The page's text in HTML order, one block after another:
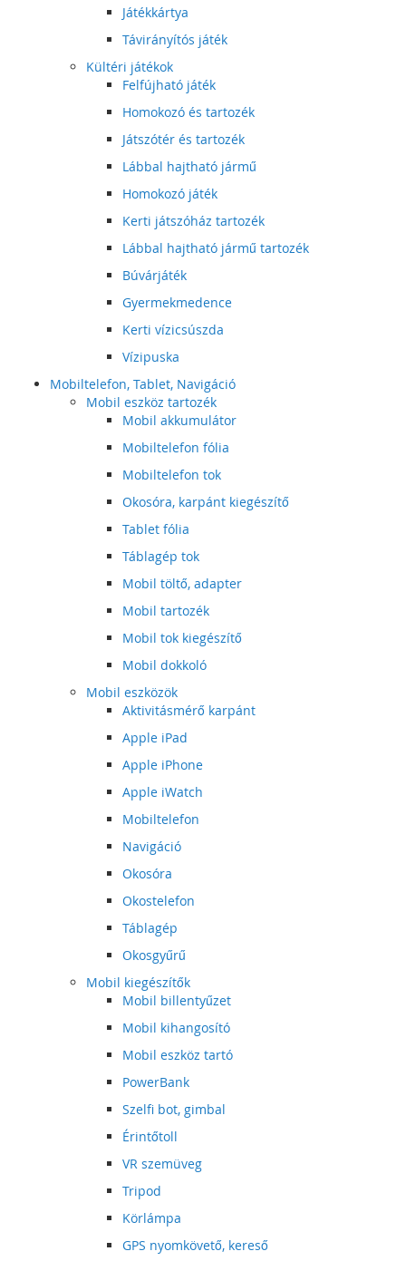
Játékkártya
Távirányítós játék
Kültéri játékok
Felfújható játék
Homokozó és tartozék
Játszótér és tartozék
Lábbal hajtható jármű
Homokozó játék
Kerti játszóház tartozék
Lábbal hajtható jármű tartozék
Búvárjáték
Gyermekmedence
Kerti vízicsúszda
Vízipuska
Mobiltelefon, Tablet, Navigáció
Mobil eszköz tartozék
Mobil akkumulátor
Mobiltelefon fólia
Mobiltelefon tok
Okosóra, karpánt kiegészítő
Tablet fólia
Táblagép tok
Mobil töltő, adapter
Mobil tartozék
Mobil tok kiegészítő
Mobil dokkoló
Mobil eszközök
Aktivitásmérő karpánt
Apple iPad
Apple iPhone
Apple iWatch
Mobiltelefon
Navigáció
Okosóra
Okostelefon
Táblagép
Okosgyűrű
Mobil kiegészítők
Mobil billentyűzet
Mobil kihangosító
Mobil eszköz tartó
PowerBank
Szelfi bot, gimbal
Érintőtoll
VR szemüveg
Tripod
Körlámpa
GPS nyomkövető, kereső